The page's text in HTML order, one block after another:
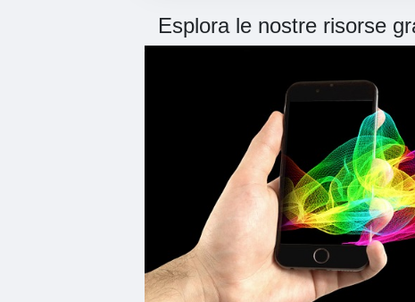
Esplora le nostre risorse